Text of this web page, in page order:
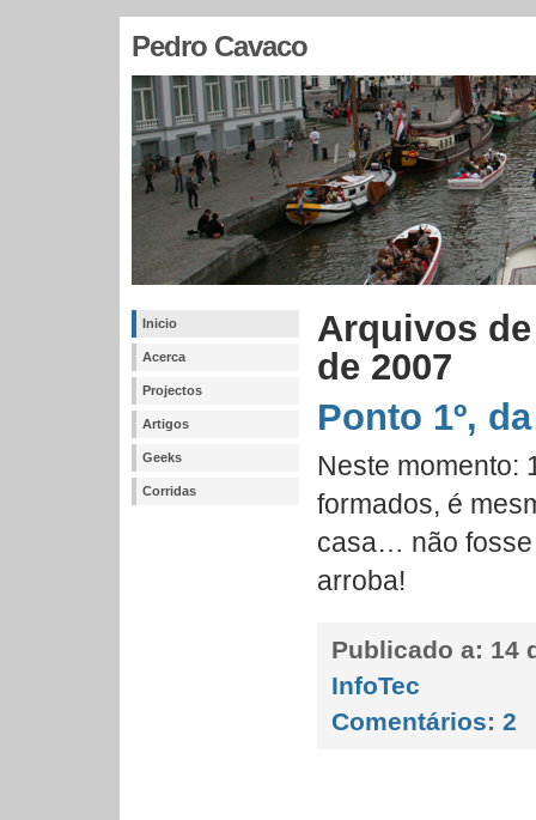
Pedro Cavaco
Inicio
Acerca
Projectos
Artigos
Geeks
Corridas
Arquivos
de 2007
Ponto 1º,
Neste momento:
formados, é
casa… não fosse
arroba!
Publicado a: 14
InfoTec
Comentários: 2